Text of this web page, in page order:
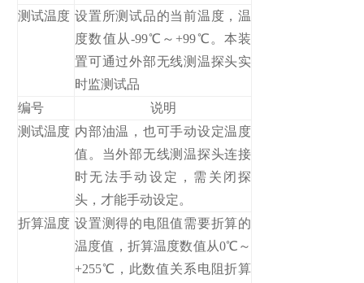
测试温度 设置所测试品的当前温度，温
度数值从-99℃～+99℃。本装
置可通过外部无线测温探头实
时监测试品
编号
说明
测试温度 内部油温，也可手动设定温度
值。当外部无线测温探头连接
时无法手动设定，需关闭探
头，才能手动设定。
折算温度 设置测得的电阻值需要折算的
温度值，折算温度数值从0℃～
+255℃，此数值关系电阻折算